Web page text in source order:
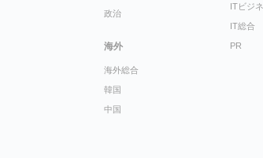
政治
海外
海外総合
韓国
中国
ITビジ
IT総合
PR